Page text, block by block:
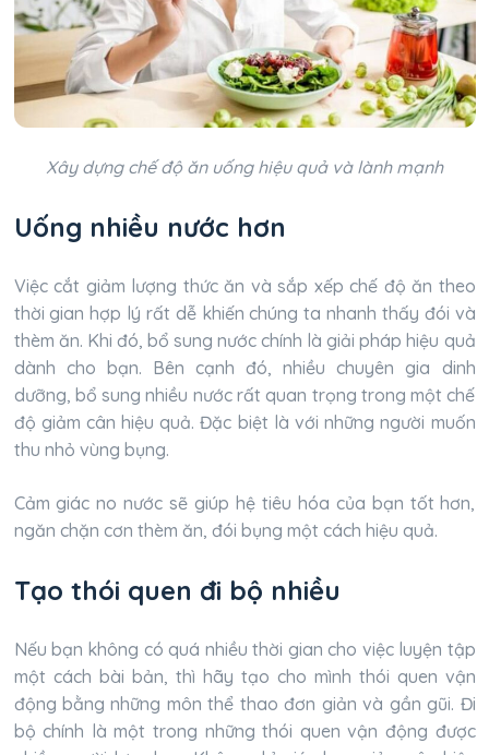
Xây dựng chế độ ăn uống hiệu quả và lành mạnh
Uống nhiều nước hơn
Việc cắt giảm lượng thức ăn và sắp xếp chế độ ăn theo
thời gian hợp lý rất dễ khiến chúng ta nhanh thấy đói và
thèm ăn. Khi đó, bổ sung nước chính là giải pháp hiệu quả
dành cho bạn. Bên cạnh đó, nhiều chuyên gia dinh
dưỡng, bổ sung nhiều nước rất quan trọng trong một chế
độ giảm cân hiệu quả. Đặc biệt là với những người muốn
thu nhỏ vùng bụng.
Cảm giác no nước sẽ giúp hệ tiêu hóa của bạn tốt hơn,
ngăn chặn cơn thèm ăn, đói bụng một cách hiệu quả.
Tạo thói quen đi bộ nhiều
Nếu bạn không có quá nhiều thời gian cho việc luyện tập
một cách bài bản, thì hãy tạo cho mình thói quen vận
động bằng những môn thể thao đơn giản và gần gũi. Đi
bộ chính là một trong những thói quen vận động được